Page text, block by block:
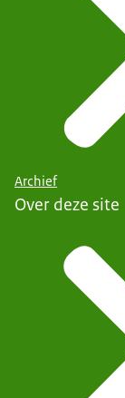
Archief
Over deze site